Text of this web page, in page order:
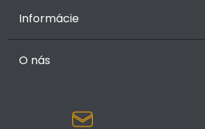
Informácie
O nás